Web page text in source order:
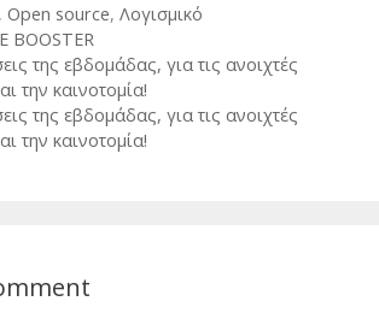
, Open source, Λογισμικό
BOOSTER
της εβδομάδας, για τις ανοιχτές
την καινοτομία!
της εβδομάδας, για τις ανοιχτές
την καινοτομία!